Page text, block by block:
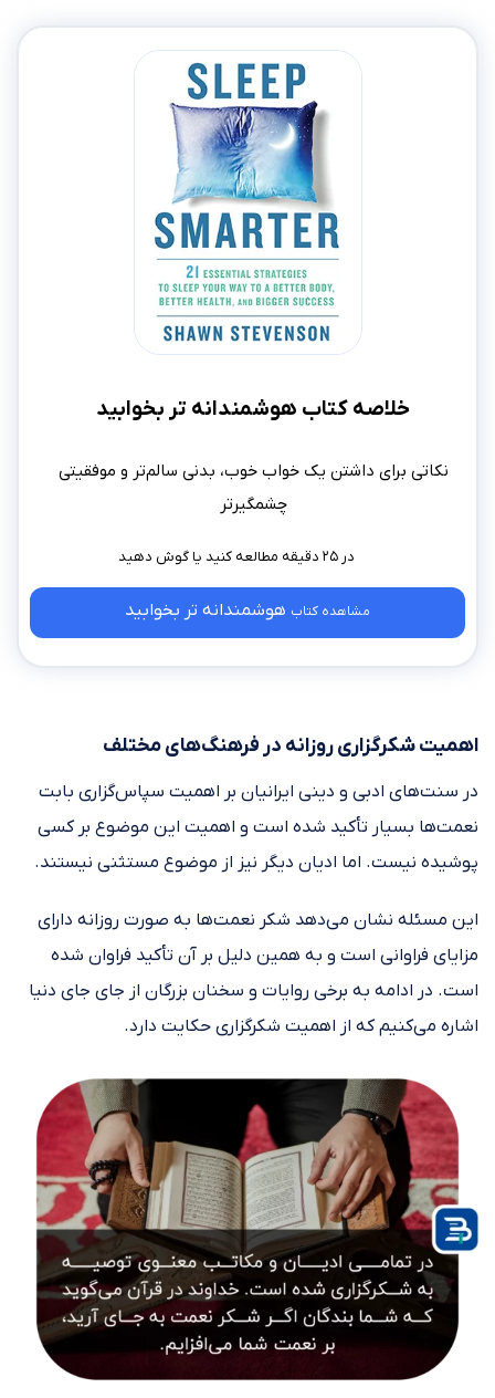
خلاصه کتاب هوشمندانه‌ تر بخوابید
نکاتی برای داشتن یک خواب خوب، بدنی سالم‌تر و موفقیتی
چشمگیرتر
در ۲۵ دقیقه مطالعه کنید
مشاهده کتاب هوشمندانه‌ تر بخوابید
اهمیت شکرگزاری روزانه در فرهنگ‌های مختلف
در سنت‌های ادبی و دینی ایرانیان بر اهمیت سپاس‌گزاری بابت
نعمت‌ها بسیار تأکید شده است و اهمیت این موضوع بر کسی
پوشیده نیست. اما ادیان دیگر نیز از موضوع مستثنی نیستند.
این مسئله نشان می‌دهد شکر نعمت‌ها به صورت روزانه دارای
مزایای فراوانی است و به همین دلیل بر آن تأکید فراوان شده
است. در ادامه به برخی روایات و سخنان بزرگان از جای جای دنیا
اشاره می‌کنیم که از اهمیت شکرگزاری حکایت دارد.